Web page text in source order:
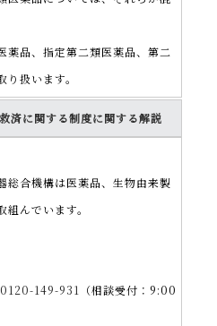
薬品、指定第二類医薬品、第二
扱います。
済に関する制度に関する解説
総合機構は医薬品、生物由来製
んでいます。
0120-149-931 （相談受付：9:00